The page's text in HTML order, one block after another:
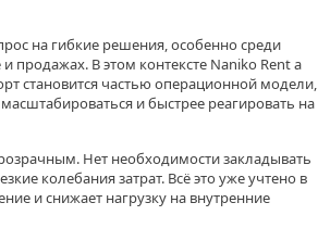
на гибкие решения, особенно среди
продажах. В этом контексте Naniko Rent a
становится частью операционной модели,
и быстрее реагировать на
Нет необходимости закладывать
колебания затрат. Всё это уже учтено в
и снижает нагрузку на внутренние